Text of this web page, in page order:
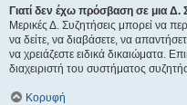
Γιατί δεν έχω πρόσβαση σε μια Δ.
Μερικές Δ. Συζητήσεις μπορεί να
να δείτε, να διαβάσετε, να
να χρειάζεστε ειδικά δικαιώματα.
διαχειριστή του συστήματος
Κορυφή